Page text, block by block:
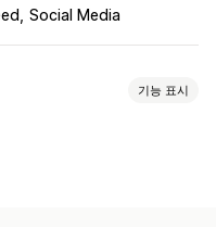
Social Media
기능 표시